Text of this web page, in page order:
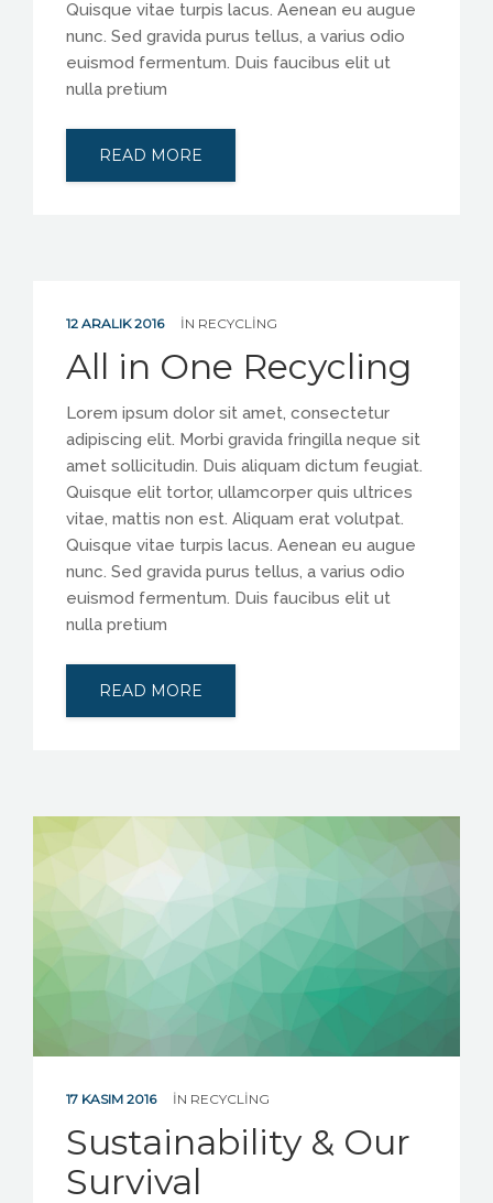
Quisque vitae turpis lacus. Aenean eu augue
nunc. Sed gravida purus tellus, a varius odio
euismod fermentum. Duis faucibus elit ut
nulla pretium
READ MORE
12 ARALIK 2016 IN RECYCLING
All in One Recycling
Lorem ipsum dolor sit amet, consectetur
adipiscing elit. Morbi gravida fringilla neque sit
amet sollicitudin. Duis aliquam dictum feugiat.
Quisque elit tortor, ullamcorper quis ultrices
vitae, mattis non est. Aliquam erat volutpat.
Quisque vitae turpis lacus. Aenean eu augue
nunc. Sed gravida purus tellus, a varius odio
euismod fermentum. Duis faucibus elit ut
nulla pretium
READ MORE
17 KASIM 2016 IN RECYCLING
Sustainability & Our
Survival